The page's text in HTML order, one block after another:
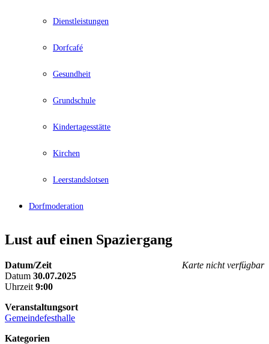
Dienstleistungen
Dorfcafé
Gesundheit
Grundschule
Kindertagesstätte
Kirchen
Leerstandslotsen
Dorfmoderation
Lust auf einen Spaziergang
Karte nicht verfügbar
Datum/Zeit
Datum 30.07.2025
Uhrzeit 9:00
Veranstaltungsort
Gemeindefesthalle
Kategorien